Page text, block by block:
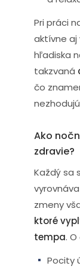
Pri práci
aktívne aj
hľadiska
takzvaná
čo
Ako
zdravie?
Každý sa
zmeny
ktoré
tempa.
Pocity